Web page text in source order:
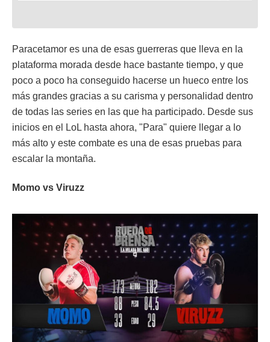
Paracetamor es una de esas guerreras que lleva en la
plataforma morada desde hace bastante tiempo, y que
poco a poco ha conseguido hacerse un hueco entre los
más grandes gracias a su carisma y personalidad dentro
de todas las series en las que ha participado. Desde sus
inicios en el LoL hasta ahora, "Para" quiere llegar a lo
más alto y este combate es una de esas pruebas para
escalar la montaña.
Momo vs Viruzz